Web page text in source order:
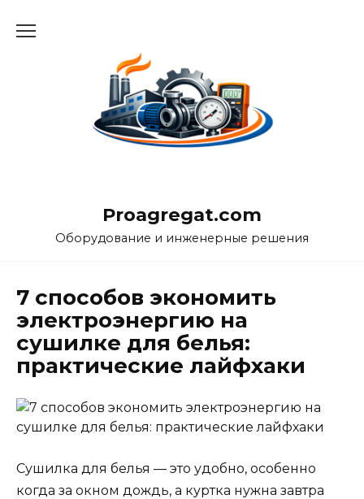
Proagregat.com
Оборудование и инженерные решения
7 способов экономить
электроэнергию на
сушилке для белья:
практические лайфхаки
Сушилка для белья — это удобно, особенно
когда за окном дождь, а куртка нужна завтра